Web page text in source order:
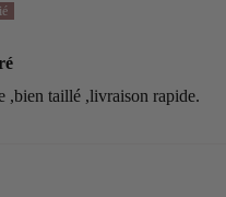
,bien taillé ,livraison rapide.